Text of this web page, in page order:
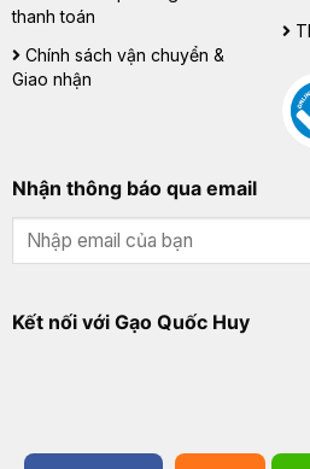
thanh toán
Chính sách vận chuyển &
Giao nhận
Nhận thông báo qua email
Kết nối với Gạo Quốc Huy